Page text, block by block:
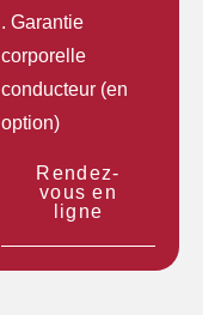
. Garantie
corporelle
conducteur (en
option)
Rendez-
vous en
ligne